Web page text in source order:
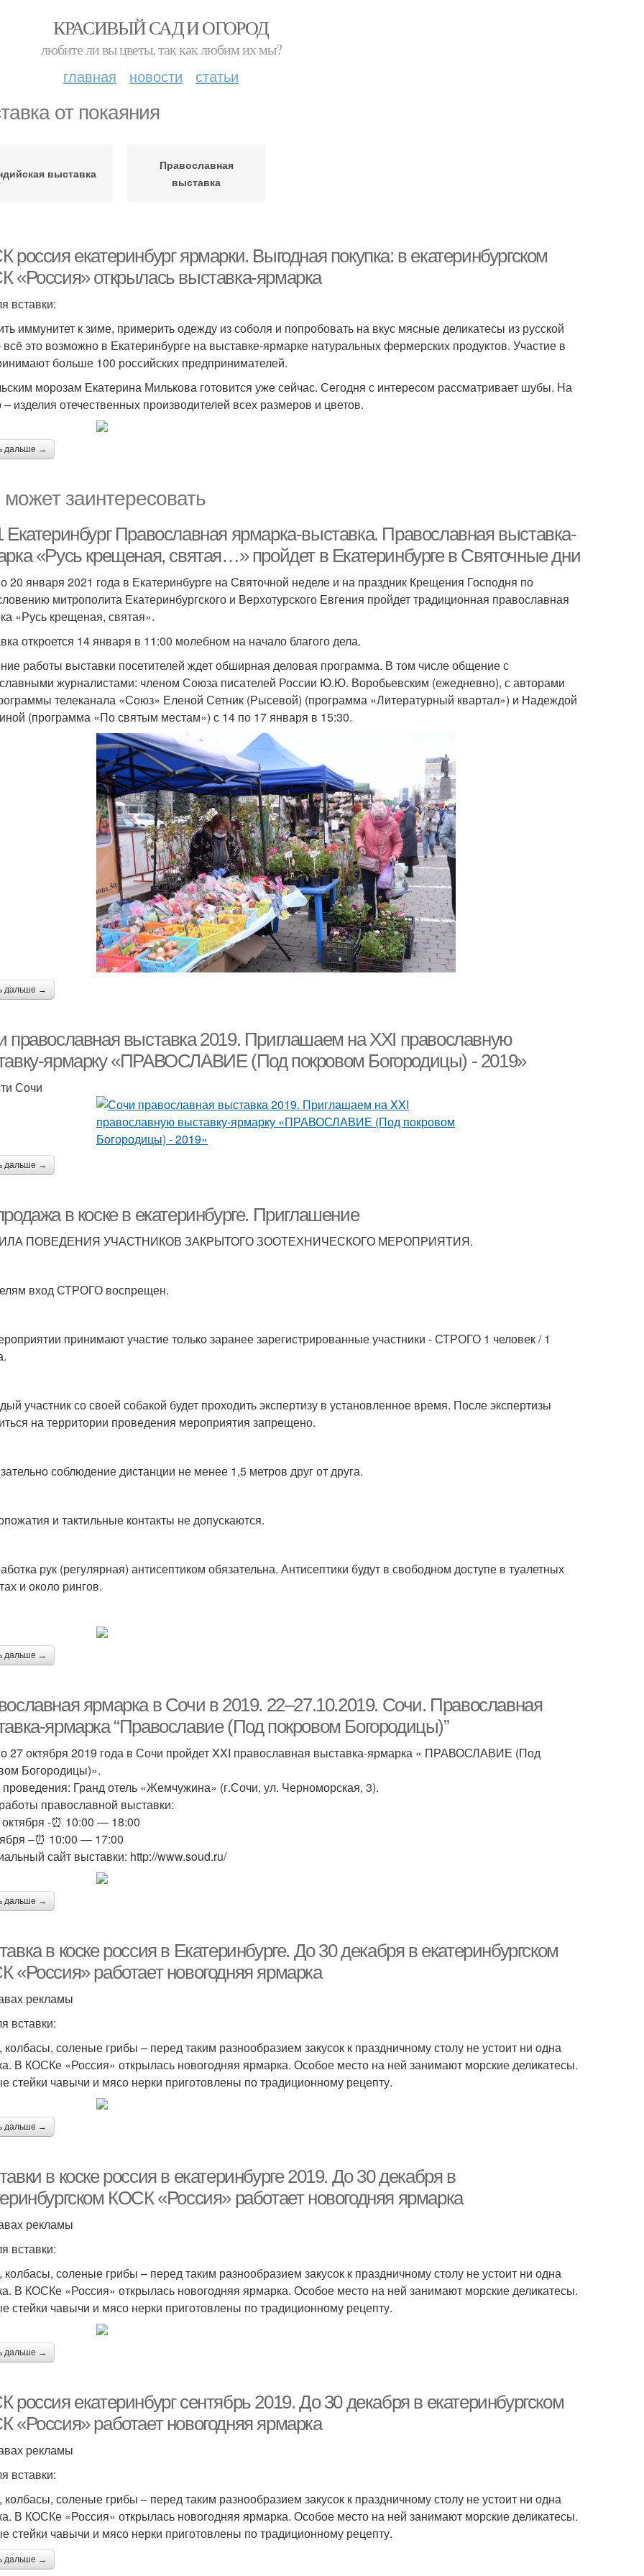
КРАСИВЫЙ САД И ОГОРОД
любите ли вы цветы, так как любим их мы?
главная новости статьи
от покаяния
выставка
Православная
выставка
россия екатеринбург ярмарки. Выгодная покупка: в екатеринбургском
«Россия» открылась выставка-ярмарка
вставки:
иммунитет к зиме, примерить одежду из соболя и попробовать на вкус мясные деликатесы из русской
всё это возможно в Екатеринбурге на выставке-ярмарке натуральных фермерских продуктов. Участие в
больше 100 российских предпринимателей.
морозам Екатерина Милькова готовится уже сейчас. Сегодня с интересом рассматривает шубы. На
изделия отечественных производителей всех размеров и цветов.
дальше →
заинтересовать
Екатеринбург Православная ярмарка-выставка. Православная выставка-
«Русь крещеная, святая…» пройдет в Екатеринбурге в Святочные дни
20 января 2021 года в Екатеринбурге на Святочной неделе и на праздник Крещения Господня по
митрополита Екатеринбургского и Верхотурского Евгения пройдет традиционная православная
«Русь крещеная, святая».
откроется 14 января в 11:00 молебном на начало благого дела.
работы выставки посетителей ждет обширная деловая программа. В том числе общение с
журналистами: членом Союза писателей России Ю.Ю. Воробьевским (ежедневно), с авторами
телеканала «Союз» Еленой Сетник (Рысевой) (программа «Литературный квартал») и Надеждой
(программа «По святым местам») с 14 по 17 января в 15:30.
дальше →
православная выставка 2019. Приглашаем на XXI православную
ярмарку «ПРАВОСЛАВИЕ (Под покровом Богородицы) - 2019»
Сочи
дальше →
в коске в екатеринбурге. Приглашение
ПОВЕДЕНИЯ УЧАСТНИКОВ ЗАКРЫТОГО ЗООТЕХНИЧЕСКОГО МЕРОПРИЯТИЯ.
вход СТРОГО воспрещен.
принимают участие только заранее зарегистрированные участники - СТРОГО 1 человек / 1
участник со своей собакой будет проходить экспертизу в установленное время. После экспертизы
на территории проведения мероприятия запрещено.
соблюдение дистанции не менее 1,5 метров друг от друга.
и тактильные контакты не допускаются.
рук (регулярная) антисептиком обязательна. Антисептики будут в свободном доступе в туалетных
и около рингов.
дальше →
ярмарка в Сочи в 2019. 22–27.10.2019. Сочи. Православная
ярмарка “Православие (Под покровом Богородицы)”
27 октября 2019 года в Сочи пройдет XXI православная выставка-ярмарка « ПРАВОСЛАВИЕ (Под
Богородицы)».
Гранд отель «Жемчужина» (г.Сочи, ул. Черноморская, 3).
православной выставки:
-⏰ 10:00 — 18:00
–⏰ 10:00 — 17:00
сайт выставки: http://www.soud.ru/
дальше →
в коске россия в Екатеринбурге. До 30 декабря в екатеринбургском
«Россия» работает новогодняя ярмарка
рекламы
вставки:
соленые грибы – перед таким разнообразием закусок к праздничному столу не устоит ни одна
В КОСКе «Россия» открылась новогодняя ярмарка. Особое место на ней занимают морские деликатесы.
стейки чавычи и мясо нерки приготовлены по традиционному рецепту.
дальше →
в коске россия в екатеринбурге 2019. До 30 декабря в
КОСК «Россия» работает новогодняя ярмарка
рекламы
вставки:
соленые грибы – перед таким разнообразием закусок к праздничному столу не устоит ни одна
В КОСКе «Россия» открылась новогодняя ярмарка. Особое место на ней занимают морские деликатесы.
стейки чавычи и мясо нерки приготовлены по традиционному рецепту.
дальше →
россия екатеринбург сентябрь 2019. До 30 декабря в екатеринбургском
«Россия» работает новогодняя ярмарка
рекламы
вставки:
соленые грибы – перед таким разнообразием закусок к праздничному столу не устоит ни одна
В КОСКе «Россия» открылась новогодняя ярмарка. Особое место на ней занимают морские деликатесы.
стейки чавычи и мясо нерки приготовлены по традиционному рецепту.
дальше →